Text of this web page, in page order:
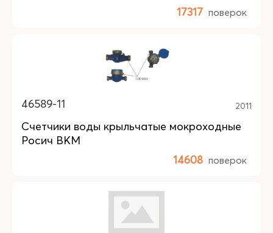
17317 поверок
46589-11 2011
Счетчики воды крыльчатые мокроходные
Росич ВКМ
14608 поверок